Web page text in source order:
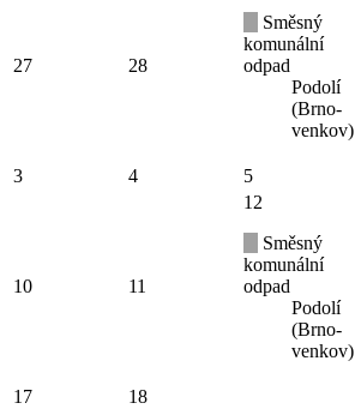
27 28
Směsný
komunální
odpad
Podolí
(Brno-
venkov)
3 4 5
10 11
12
Směsný
komunální
odpad
Podolí
(Brno-
venkov)
17
18